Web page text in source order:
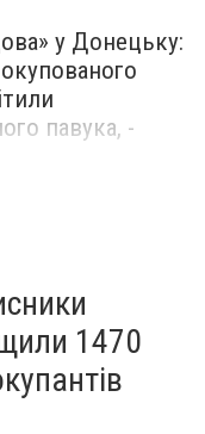
у Донецьку:
павука, -
8 років
1470